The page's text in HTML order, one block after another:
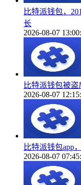
比特派钱包，
长
2026-08-07
比特派钱包被
2026-08-07
比特派钱包app
2026-08-07